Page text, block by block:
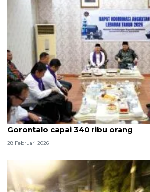
Menhub sebut pemudik Lebaran
Gorontalo capai 340 ribu orang
28 Februari 2026